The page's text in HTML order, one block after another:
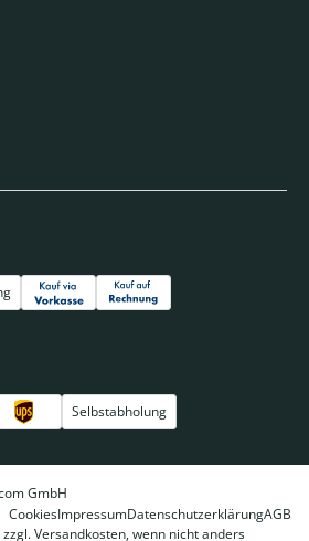
Selbstabholung
GmbH
CookiesImpressumDatenschutzerklärungAGB
Versandkosten, wenn nicht anders